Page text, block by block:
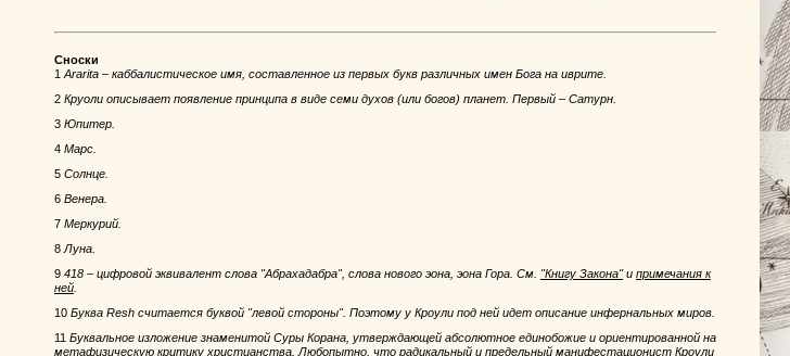
Сноски
1 Ararita – каббалистическoe имя, составленное из первых букв различных имен Бога на иврите.
2 Круоли описывает появление принципа в виде семи духов (или богов) планет. Первый – Сатурн.
3 Юпитер.
4 Марс.
5 Солнце.
6 Венера.
7 Меркурий.
8 Луна.
9 418 – цифровой эквивалент слова "Абрахадабра", слова нового эона, эона Гора. См. "Книгу Закона"и примечания к
ней
10 Буква Resh считается буквой "левой стороны". Поэтому у Кроули под ней идет описание инфернальных миров.
11 Буквальное изложение знаменитой Суры Корана, утверждающей абсолютное единобожие и ориентированной на
метафизическую критику христианства. Любопытно, что радикальный и предельный манифестационист Кроули